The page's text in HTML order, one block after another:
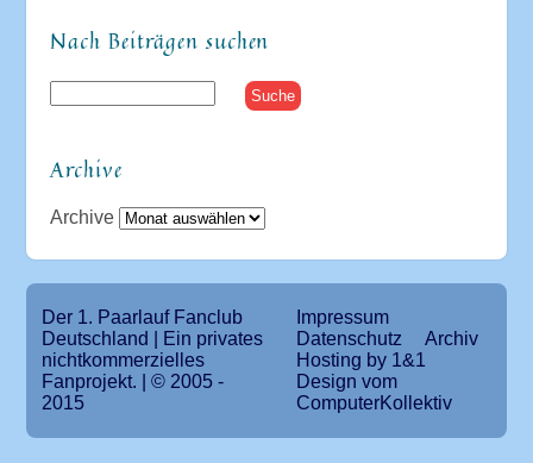
Nach Beiträgen suchen
Archive
Archive
Der 1. Paarlauf Fanclub
Deutschland | Ein privates
nichtkommerzielles
Fanprojekt. | © 2005 -
2015
Impressum
Datenschutz
Archiv
Hosting by 1&1
Design vom
ComputerKollektiv